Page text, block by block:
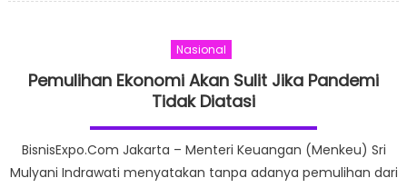
dan
Ekonomi
Hijau
Nasional
Pemulihan Ekonomi Akan Sulit Jika Pandemi
Tidak Diatasi
BisnisExpo.Com Jakarta – Menteri Keuangan (Menkeu) Sri
Mulyani Indrawati menyatakan tanpa adanya pemulihan dari